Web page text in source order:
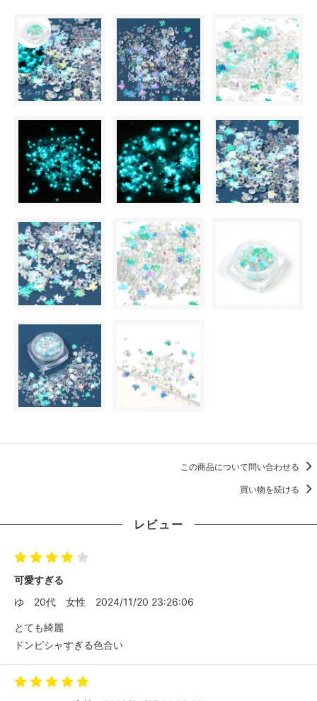
この商品について問い合わせる
買い物を続ける
レビュー
可愛すぎる
ゆ
20代 女性 2024/11/20 23:26:06
とても綺麗
ドンピシャすぎる色合い